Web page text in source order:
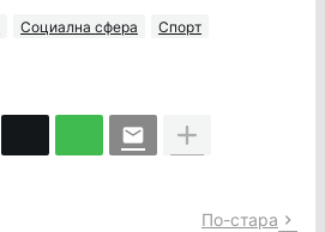
Социална сфера
Спорт
По-стара